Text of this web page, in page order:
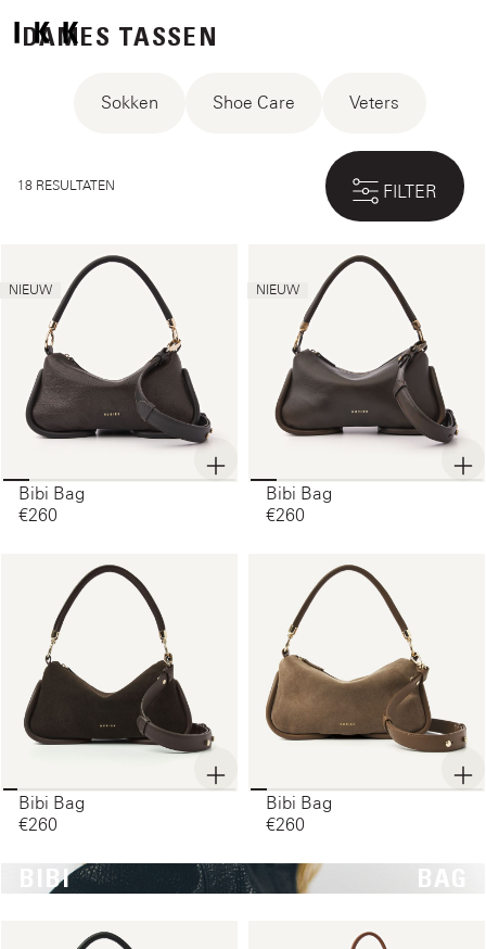
DAMES TASSEN
Sokken Shoe Care Veters
18 RESULTATEN FILTER
NIEUW
Bibi Bag
€260‌
NIEUW
Bibi Bag
€260‌
Bibi Bag
€260‌
Bibi Bag
€260‌
BIBI BAG